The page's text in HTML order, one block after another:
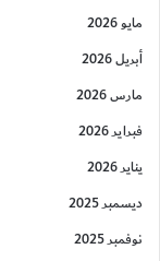
مايو 2026
أبريل 2026
مارس 2026
فبراير 2026
يناير 2026
ديسمبر 2025
نوفمبر 2025